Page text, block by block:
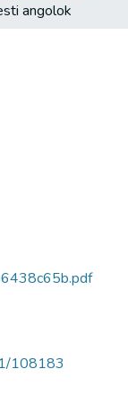
angolok
108183